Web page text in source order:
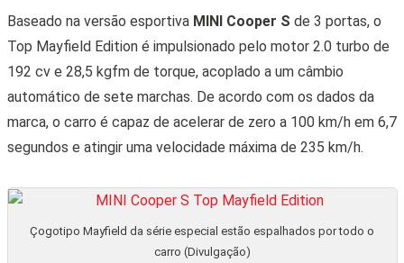
Baseado na versão esportiva MINI Cooper S de 3 portas, o
Top Mayfield Edition é impulsionado pelo motor 2.0 turbo de
192 cv e 28,5 kgfm de torque, acoplado a um câmbio
automático de sete marchas. De acordo com os dados da
marca, o carro é capaz de acelerar de zero a 100 km/h em 6,7
segundos e atingir uma velocidade máxima de 235 km/h.
Çogotipo Mayfield da série especial estão espalhados por todo o
carro (Divulgação)